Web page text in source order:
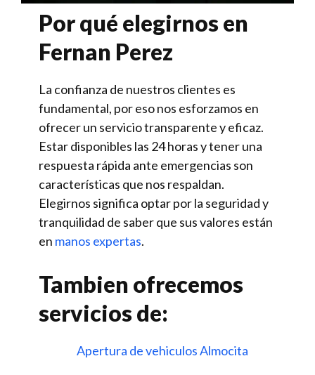
Por qué elegirnos en
Fernan Perez
La confianza de nuestros clientes es
fundamental, por eso nos esforzamos en
ofrecer un servicio transparente y eficaz.
Estar disponibles las 24 horas y tener una
respuesta rápida ante emergencias son
características que nos respaldan.
Elegirnos significa optar por la seguridad y
tranquilidad de saber que sus valores están
en manos expertas.
Tambien ofrecemos
servicios de:
Apertura de vehiculos Almocita